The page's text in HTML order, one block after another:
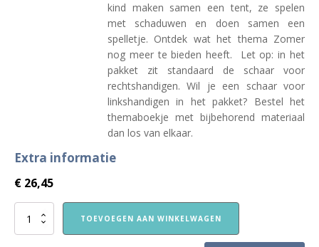
kind maken samen een tent, ze spelen
met schaduwen en doen samen een
spelletje. Ontdek wat het thema Zomer
nog meer te bieden heeft. Let op: in het
pakket zit standaard de schaar voor
rechtshandigen. Wil je een schaar voor
linkshandigen in het pakket? Bestel het
themaboekje met bijbehorend materiaal
dan los van elkaar.
Extra informatie
€ 26,45
VVE
TOEVOEGEN AAN WINKELWAGEN